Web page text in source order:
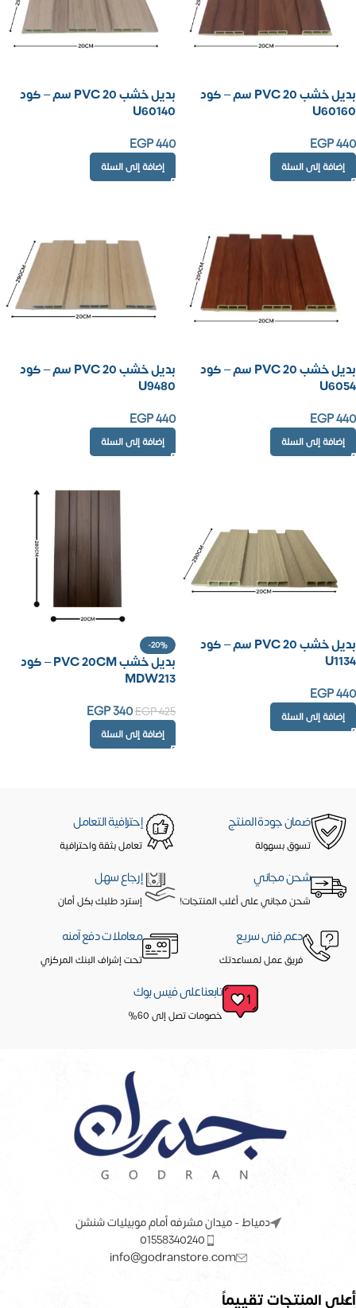
بديل خشب PVC 20 سم – كود
U60160
EGP440
إضافة إلى السلة
بديل خشب PVC 20 سم – كود
U60140
EGP440
إضافة إلى السلة
بديل خشب PVC 20 سم – كود
U6054
EGP440
إضافة إلى السلة
بديل خشب PVC 20 سم – كود
U9480
EGP440
إضافة إلى السلة
بديل خشب PVC 20 سم – كود
U1134
EGP440
إضافة إلى السلة
-20%
بديل خشب PVC 20CM – كود
MDW213
EGP425
EGP340
إضافة إلى السلة
ضمان جودة المنتج
تسوق بسهولة
إحترافية التعامل
تعامل بثقة واحترافية
شحن مجاني
شحن مجاني على أغلب المنتجات!
إرجاع سهل
إسترد طلبك بكل أمان
دعم فنى سريع
فريق عمل لمساعدتك
معاملات دفع آمنه
تحت إشراف البنك المركزي
تابعنا على فيس بوك
خصومات تصل إلى 60%
دمياط - ميدان مشرفه أمام موبيليات شنشن
01558340240
info@godranstore.com
أعلى المنتجات تقييماً